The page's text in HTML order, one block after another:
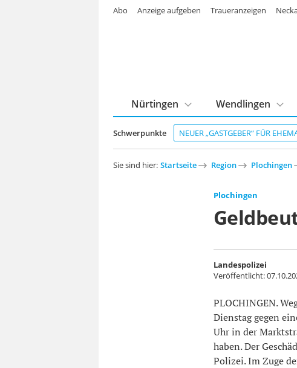
Schwerpunkte NEUER „GASTGEBER“ FÜR
Nürtingen Wendlingen
Abo Anzeige aufgeben Traueranzeigen
Sie sind hier: Startseite Region Plochingen
Plochingen
Landespolizei
Veröffentlicht:
PLOCHINGEN.
Dienstag gegen
Uhr in der
haben. Der
Polizei. Im Zuge